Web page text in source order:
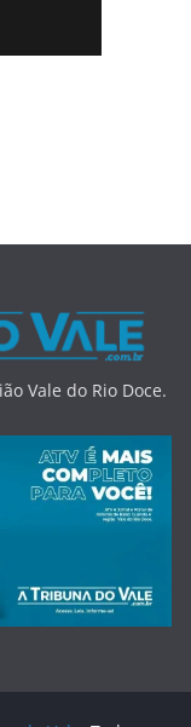
Vale do Rio Doce.